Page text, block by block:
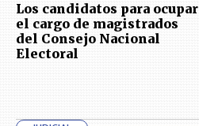
Los candidatos para ocupar
el cargo de magistrados
del Consejo Nacional
Electoral